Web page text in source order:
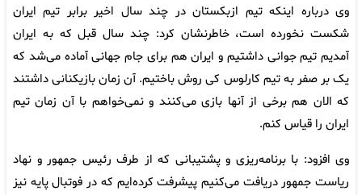
وی درباره اینکه تیم ازبکستان در چند سال اخیر برابر تیم ایران
شکست نخورده است، خاطرنشان کرد: چند سال قبل که به ایران
آمدیم تیم جوانی داشتیم و ایران هم برای جام جهانی آماده می‌شد که
یک بر صفر به تیم کارلوس کی روش باختیم. آن زمان بازیکنانی داشتند
که الان هم برخی از آنها بازی می‌کنند و نمی‌خواهم با آن زمان تیم
ایران را قیاس کنم.
وی افزود: با برنامه‌ریزی و پشتیبانی که از طرف رئیس جمهور و نهاد
ریاست جمهور دریافت می‌کنیم پیشرفت کرده‌ایم که در فوتبال پایه نیز